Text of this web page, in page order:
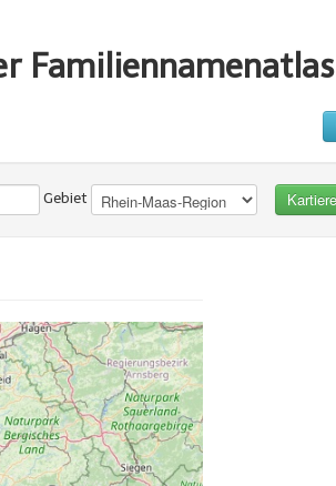
Familiennamenatlas
Gebiet